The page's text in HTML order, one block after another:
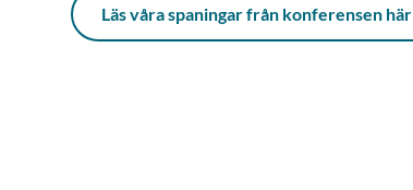
Läs våra spaningar från konferensen här